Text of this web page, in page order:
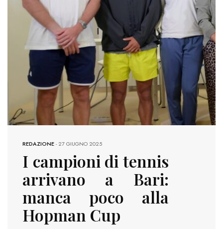
REDAZIONE-27 GIUGNO 2025
I campioni di tennis
arrivano a Bari:
manca poco alla
Hopman Cup